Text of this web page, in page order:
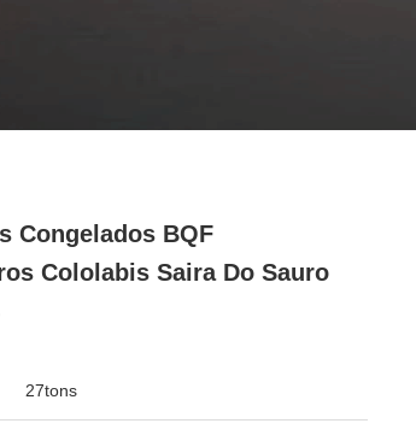
Congelados BQF
Cololabis Saira Do Sauro
27tons